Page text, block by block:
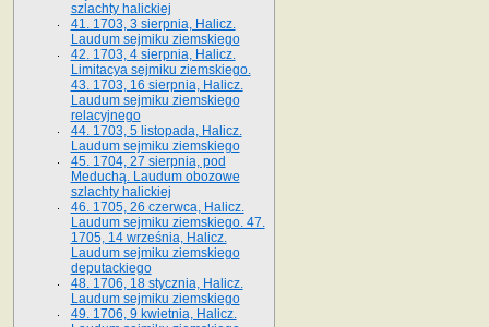
szlachty halickiej
41­. 1703, 3 sierpnia, Halicz.
Laudum sejmiku ziemskiego
42. 1703, 4 sierpnia, Halicz.
Limitacya sejmiku ziemskiego.
43. 1703, 16 sierpnia, Halicz.
Laudum sejmiku ziemskiego
relacyjnego
44. 1703, 5 listopada, Halicz.
Laudum sejmiku ziemskiego
45. 1704, 27 sierpnia, pod
Meduchą. Laudum obozowe
szlachty halickiej
46. 1705, 26 czerwca, Halicz.
Laudum sejmiku ziemskiego. 47.
1705, 14 września, Halicz.
Laudum sejmiku ziemskiego
deputackiego
48. 1706, 18 stycznia, Halicz.
Laudum sejmiku ziemskiego
49. 1706, 9 kwietnia, Halicz.